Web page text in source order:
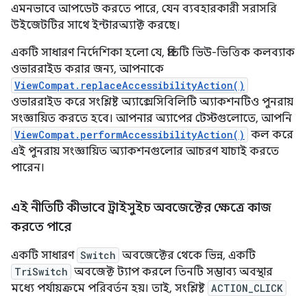
এমনভাবে আপডেট করতে পারে, যেন ব্যবহারকারী সরাসরি
উইজেটটির সাথে ইন্টারঅ্যাক্ট করছে।
একটি সাধারণ নির্দেশিকা হলো যে, প্রতিটি ভিউ-ভিত্তিক কলব্যাক
ওভাররাইড করার জন্য, আপনাকে
ViewCompat.replaceAccessibilityAction()
ওভাররাইড করে সংশ্লিষ্ট অ্যাক্সেসিবিলিটি অ্যাকশনটিও পুনরায়
সংজ্ঞায়িত করতে হবে। আপনার অ্যাপের টেস্টগুলোতে, আপনি
ViewCompat.performAccessibilityAction() কল করে
এই পুনরায় সংজ্ঞায়িত অ্যাকশনগুলোর আচরণ যাচাই করতে
পারেন।
এই নীতিটি কীভাবে ট্রাইসুইচ অবজেক্টের ক্ষেত্রে কাজ
করতে পারে
একটি সাধারণ Switch অবজেক্টের থেকে ভিন্ন, একটি
TriSwitch অবজেক্ট ট্যাপ করলে তিনটি সম্ভাব্য অবস্থার
মধ্যে পর্যায়ক্রমে পরিবর্তন হয়। তাই, সংশ্লিষ্ট ACTION_CLICK